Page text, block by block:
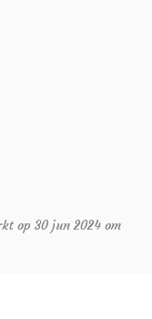
op 30 jun 2024 om